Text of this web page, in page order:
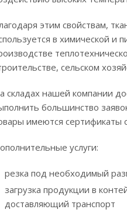
этим свойствам,
в химической и
сельском
складах нашей компании
большинство
имеются сертификаты
услуги:
резка под необходимый
загрузка продукции в
доставляющий транспорт